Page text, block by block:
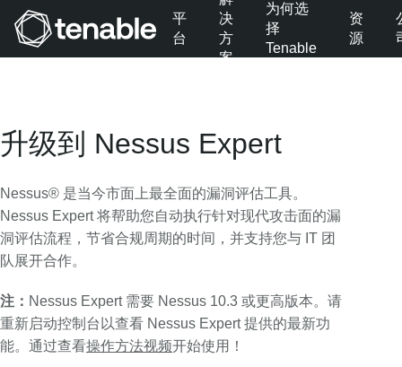
平
台
决
方
案
为何选
择
Tenable
资
源
升级到 Nessus Expert
Nessus® 是当今市面上最全面的漏洞评估工具。
Nessus Expert 将帮助您自动执行针对现代攻击面的漏
洞评估流程，节省合规周期的时间，并支持您与 IT 团
队展开合作。
注： Nessus Expert 需要 Nessus 10.3 或更高版本。请
重新启动控制台以查看 Nessus Expert 提供的最新功
能。通过查看操作方法视频开始使用！